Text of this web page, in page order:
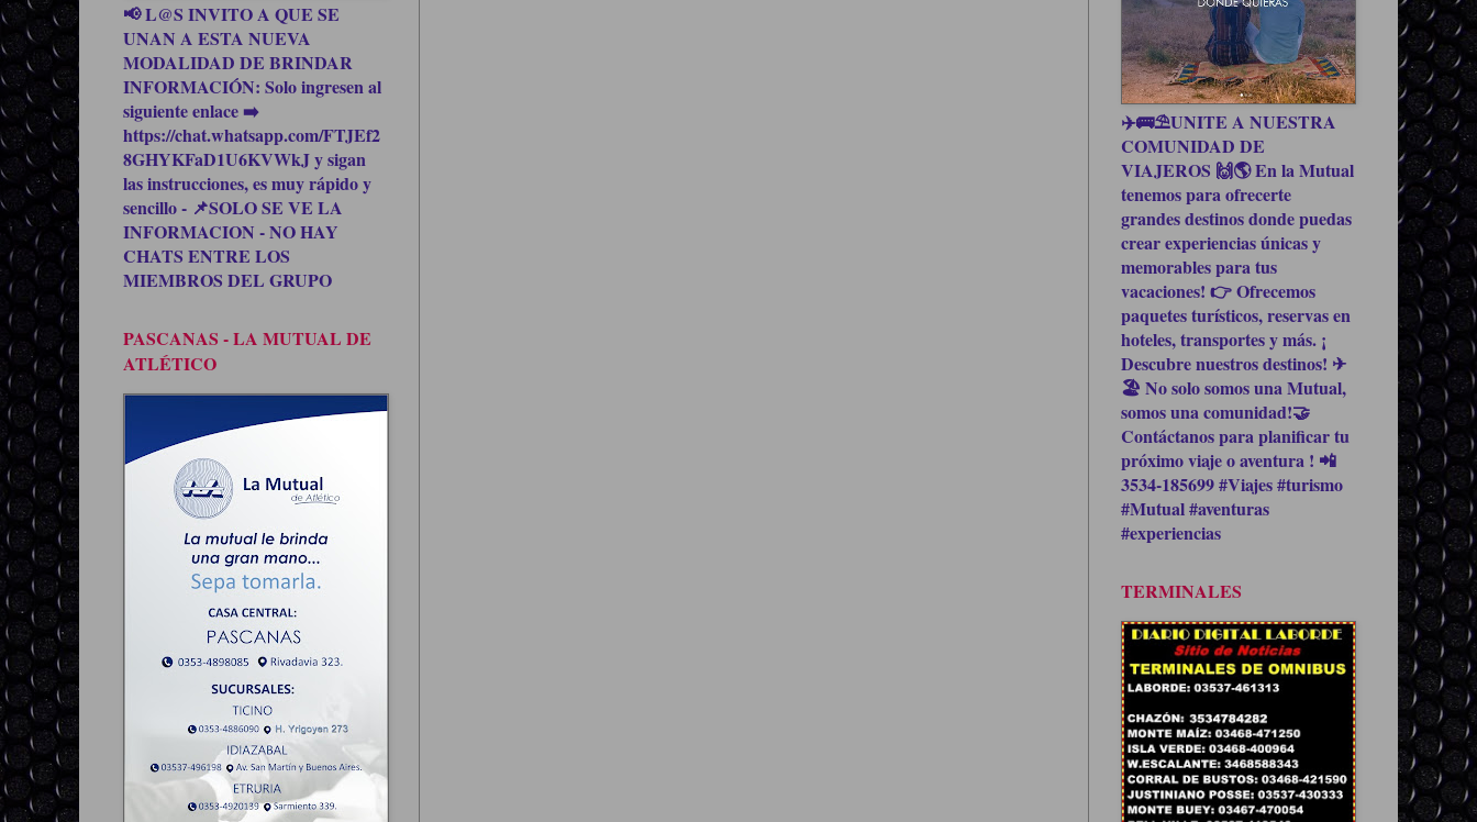
📢 L@S INVITO A QUE SE
UNAN A ESTA NUEVA
MODALIDAD DE BRINDAR
INFORMACIÓN: Solo ingresen al
siguiente enlace ➡️
https://chat.whatsapp.com/FTJEf2
8GHYKFaD1U6KVWkJ y sigan
las instrucciones, es muy rápido y
sencillo - 📌SOLO SE VE LA
INFORMACION - NO HAY
CHATS ENTRE LOS
MIEMBROS DEL GRUPO
PASCANAS - LA MUTUAL DE
ATLÉTICO
✈️🚌⛱UNITE A NUESTRA
COMUNIDAD DE
VIAJEROS 🙌🌎 En la Mutual
tenemos para ofrecerte
grandes destinos donde puedas
crear experiencias únicas y
memorables para tus
vacaciones! 👉 Ofrecemos
paquetes turísticos, reservas en
hoteles, transportes y más. ¡
Descubre nuestros destinos! ✈
🏖 No solo somos una Mutual,
somos una comunidad!🤝
Contáctanos para planificar tu
próximo viaje o aventura ! 📲
3534-185699 #Viajes #turismo
#Mutual #aventuras
#experiencias
TERMINALES